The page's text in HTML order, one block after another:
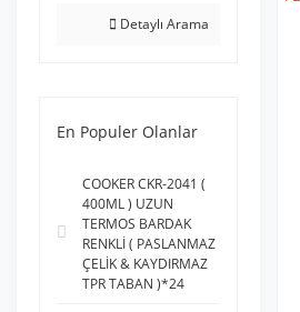
Detaylı Arama
En Populer Olanlar
COOKER CKR-2041 (
400ML ) UZUN
TERMOS BARDAK
RENKLİ ( PASLANMAZ
ÇELİK & KAYDIRMAZ
TPR TABAN )*24